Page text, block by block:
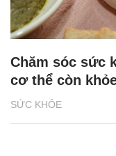
SỨC KHỎE
Chăm sóc sức
cơ thể còn